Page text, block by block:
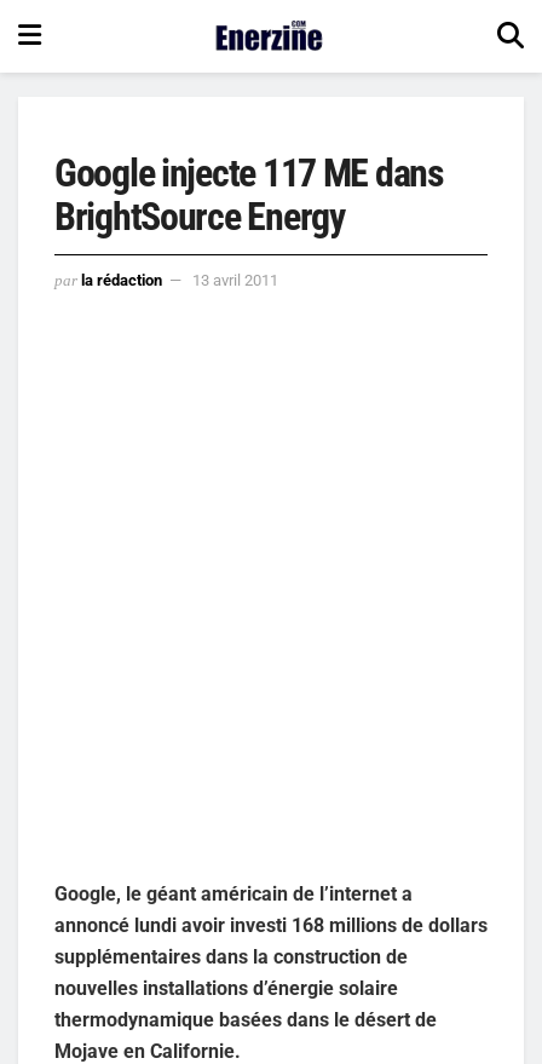
Google injecte 117 ME dans
BrightSource Energy
par la rédaction 13 avril 2011
Google, le géant américain de l’internet a
annoncé lundi avoir investi 168 millions de dollars
supplémentaires dans la construction de
nouvelles installations d’énergie solaire
thermodynamique basées dans le désert de
Mojave en Californie.